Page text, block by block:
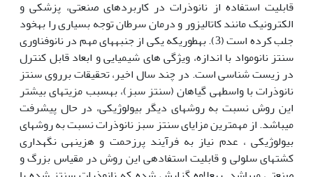
قابلیت استفاده از نانوذرات در کاربردهای صنعتی، پزشکی و
الکترونیک مانند کاتالیزور و درمان سرطان توجه بسیاری را به‏خود
جلب کرده است (3). به‏طوری‏که یکی از جنبه‏های مهم در نانوفناوری
سنتز نانومواد با اندازه، ویژگی های شیمیایی و ابعاد قابل کنترل
در زیست شناسی است. در چند سال اخیر، تحقیقات برروی سنتز
نانوذرات با واسطه‏ی گیاهان (سنتز سبز)، به‏سبب مزیت‏های بیشتر
این روش نسبت به روش‏های دیگر بیولوژیکی، در حال پیشرفت
می‏باشد. از مهم‏ترین مزایای سنتز سبز نانوذرات نسبت به روش‏های
بیولوژیکی ، عدم نیاز به فرآیند پرزحمت و هزینه‏ی نگه‏داری
کشت‏های سلولی و قابلیت استفاده‏ی این روش در مقیاس بزرگ و